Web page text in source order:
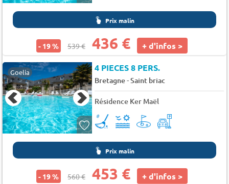
Prix malin
- 19 % 539 € 436 € + d'infos >
Goelia 4 PIECES 8 PERS.
Bretagne-Saint briac
Résidence Ker Maël
Prix malin
- 19 % 560 € 453 € + d'infos >